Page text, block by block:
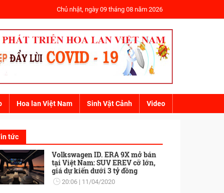
Chủ nhật, ngày 09 tháng 08 năm 2026
Hoa lan Việt Nam Sinh Vật Cảnh Video
tức
Volkswagen ID. ERA 9X mở bán
tại Việt Nam: SUV EREV cỡ lớn,
giá dự kiến dưới 3 tỷ đồng
20:06 11/04/2020